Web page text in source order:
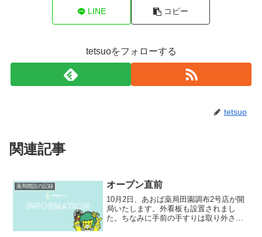
LINE コピー
tetsuoをフォローする
tetsuo
関連記事
薬局開設の記録 オープン直前
10月2日、あおば薬局田園調布2号店が開
局いたします。外看板も設置されまし
た。ちなみに手前の手すりは取り外され